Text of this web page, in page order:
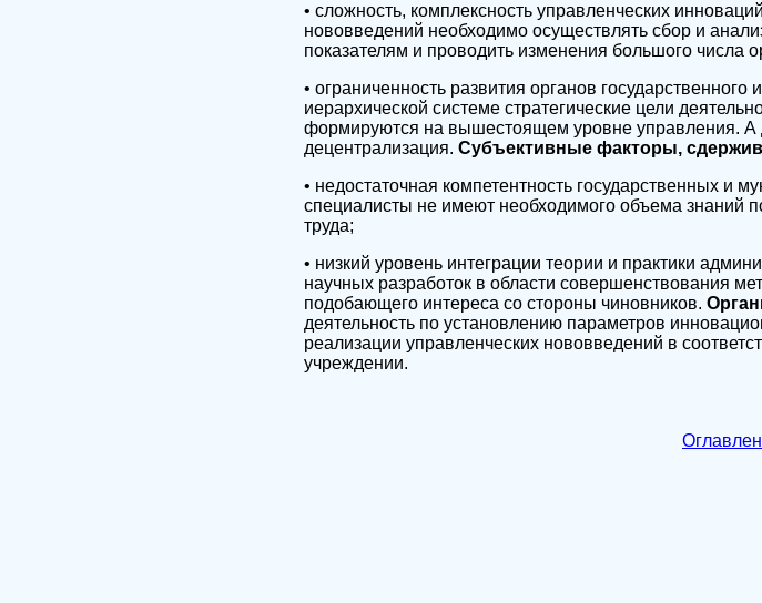
• сложность, комплексность управленческих
нововведений необходимо осуществлять сбор и
показателям и проводить изменения большого числа
• ограниченность развития органов
иерархической системе стратегические цели
формируются на вышестоящем уровне управления. А
децентрализация. Субъективные факторы,
• недостаточная компетентность государственных и
специалисты не имеют необходимого объема знаний
труда;
• низкий уровень интеграции теории и практики
научных разработок в области совершенствования
подобающего интереса со стороны чиновников.
деятельность по установлению параметров
реализации управленческих нововведений в
учреждении.